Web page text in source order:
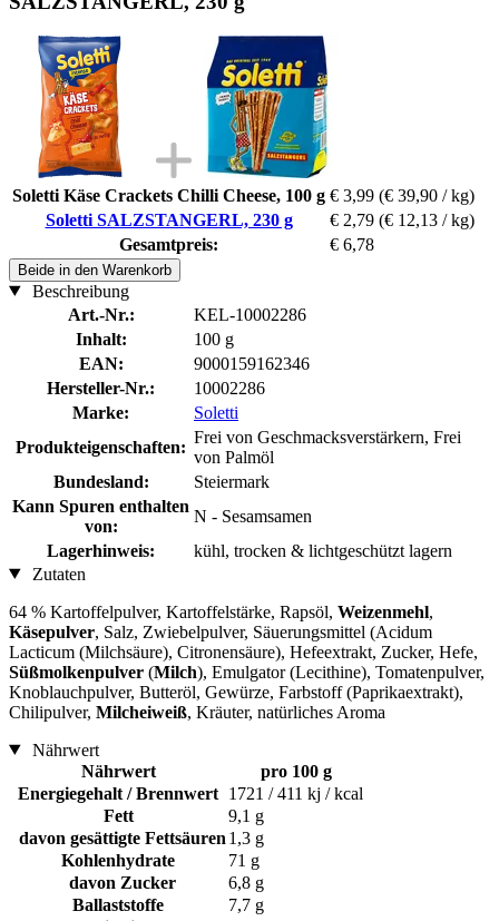
Soletti Käse Crackets Chilli Cheese, 100 g € 3,99 (€ 39,90 / kg)
Soletti SALZSTANGERL, 230 g
€ 2,79 (€ 12,13 / kg)
Gesamtpreis:
€ 6,78
Beide in den Warenkorb
Beschreibung
Art.-Nr.:
KEL-10002286
Inhalt:
100 g
EAN:
9000159162346
Hersteller-Nr.:
10002286
Marke:
Soletti
Produkteigenschaften:
Frei von Geschmacksverstärkern, Frei
von Palmöl
Bundesland:
Steiermark
Kann Spuren enthalten
von:
N - Sesamsamen
Lagerhinweis:
kühl, trocken & lichtgeschützt lagern
Zutaten
64 % Kartoffelpulver, Kartoffelstärke, Rapsöl, Weizenmehl,
Käsepulver, Salz, Zwiebelpulver, Säuerungsmittel (Acidum
Lacticum (Milchsäure), Citronensäure), Hefeextrakt, Zucker, Hefe,
Süßmolkenpulver (Milch), Emulgator (Lecithine), Tomatenpulver,
Knoblauchpulver, Butteröl, Gewürze, Farbstoff (Paprikaextrakt),
Chilipulver, Milcheiweiß, Kräuter, natürliches Aroma
Nährwert
Nährwert
pro 100 g
Energiegehalt / Brennwert 1721 / 411 kj / kcal
Fett
9,1 g
davon gesättigte Fettsäuren 1,3 g
Kohlenhydrate
71 g
davon Zucker
6,8 g
Ballaststoffe
7,7 g